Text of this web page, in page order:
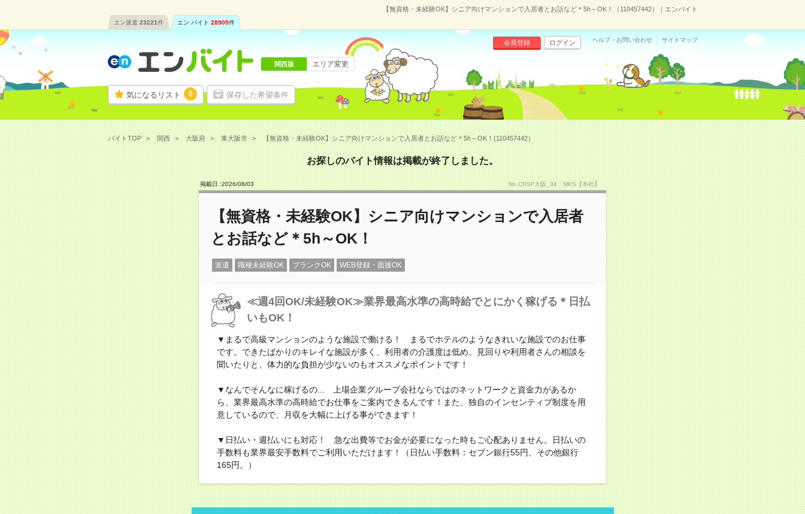
【無資格・未経験OK】シニア向けマンションで入居者とお話など＊5h～OK！（110457442）｜エンバイト
エン派遣 23221件 エン バイト 28905件
気になるリスト 0 保存した希望条件
会員登録 ログイン ヘルプ・お問い合わせ サイトマップ
関西版 エリア変更
バイトTOP 関西 大阪府 東大阪市 【無資格・未経験OK】シニア向けマンションで入居者とお話など＊5h～OK！(110457442）
お探しのバイト情報は掲載が終了しました。
掲載日 :2026/08/03 No.CRSF大阪_34・MKS【本社】
【無資格・未経験OK】シニア向けマンションで入居者
とお話など＊5h～OK！
派遣 職種未経験OK ブランクOK WEB登録・面接OK
≪週4回OK/未経験OK≫業界最高水準の高時給でとにかく稼げる＊日払
いもOK！
▼まるで高級マンションのような施設で働ける！ まるでホテルのようなきれいな施設でのお仕事
です。できたばかりのキレイな施設が多く、利用者の介護度は低め。見回りや利用者さんの相談を
聞いたりと、体力的な負担が少ないのもオススメなポイントです！
▼なんでそんなに稼げるの... 上場企業グループ会社ならではのネットワークと資金力があるか
ら、業界最高水準の高時給でお仕事をご案内できるんです！また、独自のインセンティブ制度を用
意しているので、月収を大幅に上げる事ができます！
▼日払い・週払いにも対応！ 急な出費等でお金が必要になった時もご心配ありません。日払いの
手数料も業界最安手数料でご利用いただけます！（日払い手数料：セブン銀行55円、その他銀行
165円。）